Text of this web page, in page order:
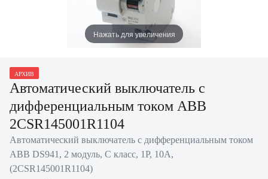
Нажать для увеличения
АРХИВ
Автоматический выключатель с
дифференциальным током ABB
2CSR145001R1104
Автоматический выключатель с дифференциальным током
ABB DS941, 2 модуль, C класс, 1P, 10А,
(2CSR145001R1104)